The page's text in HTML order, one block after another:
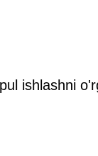
ishlashni